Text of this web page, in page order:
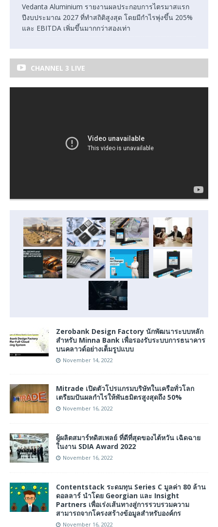
Vedanta Aluminium รายงานผลประกอบการไตรมาสแรก
ปีงบประมาณ 2027 ที่ทำสถิติสูงสุด โดยมีกำไรพุ่งขึ้น 205%
และ EBITDA เพิ่มขึ้นมากกว่าสองเท่า
CHANNEL 3 LIVE
Zerobank Design Factory นักพัฒนาระบบหลัก
สำหรับ Minna Bank เพื่อรองรับระบบการธนาคาร
บนคลาวด์อย่างเต็มรูปแบบ
November 14, 2022
Mitrade เปิดตัวโปรแกรมบริษัทในเครือทั่วโลก
เตรียมปันผลกำไรให้พันธมิตรสูงสุดถึง 50%
November 16, 2022
ผู้ผลิตสมาร์ทดิสเพลย์ ที่ดีที่สุดของไต้หวัน เฉิดฉาย
ในงาน SDIA Award 2022
November 16, 2022
Contentstack ระดมทุน Series C มูลค่า 80 ล้าน
ดอลลาร์ นำโดย Georgian และ Insight
Partners เพื่อเร่งเส้นทางสู่การรวบรวมความ
สามารถจากโครงสร้างข้อมูลสำหรับองค์กร
November 16, 2022